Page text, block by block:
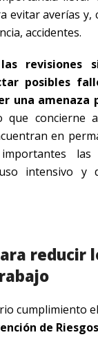
evitar averías y,
accidentes.
las revisiones
posibles
una amenaza
que concierne
en
las
intensivo y
reducir
cumplimiento
de